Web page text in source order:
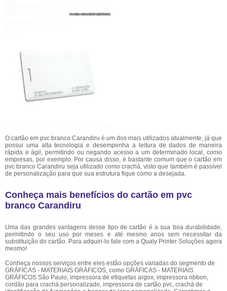
O cartão em pvc branco Carandiru é um dos mais utilizados atualmente, já que
possui uma alta tecnologia e desempenha a leitura de dados de maneira
rápida e ágil, permitindo ou negando acesso a um determinado local, como
empresas, por exemplo. Por causa disso, é bastante comum que o cartão em
pvc branco Carandiru seja utilizado como crachá, visto que também é passível
de personalização para que sua estrutura fique como a desejada.
Conheça mais benefícios do cartão em pvc
branco Carandiru
Uma das grandes vantagens desse tipo de cartão é a sua boa durabilidade,
permitindo o seu uso por meses e até mesmo anos sem necessitar da
substituição do cartão. Para adquiri-lo fale com a Qualy Printer Soluções agora
mesmo!
Conheça nossos serviços entre eles estão opções variadas do segmento de
GRÁFICAS - MATERIAIS GRÁFICOS, como GRÁFICAS - MATERIAIS
GRÁFICOS São Paulo, impressora de etiquetas argox, impressora ribbon,
cordão para crachá personalizado, impressora de cartão pvc, crachá de